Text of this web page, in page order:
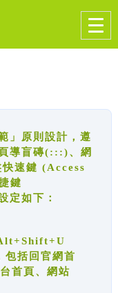
」原則設計，遵
導盲磚(:::)、網
速鍵 (Access
鍵
定如下：
括回官網首
首頁、網站